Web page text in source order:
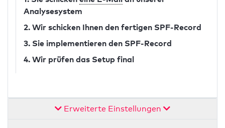
Analysesystem
2. Wir schicken Ihnen den fertigen SPF-Record
3. Sie implementieren den SPF-Record
4. Wir prüfen das Setup final
Erweiterte Einstellungen